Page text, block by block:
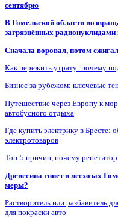
сентябрю
В Гомельской области
загрязнённых
Сначала воровал, потом
Как пережить утрату: почему
Бизнес за рубежом: ключевые
Путешествие через Европу к
автобусного отдыха
Где купить электрику в Бресте:
электротоваров
Топ-5 причин, почему
Древесина гниет в лесхозах
меры?
Растворитель или разбавитель
для покраски авто